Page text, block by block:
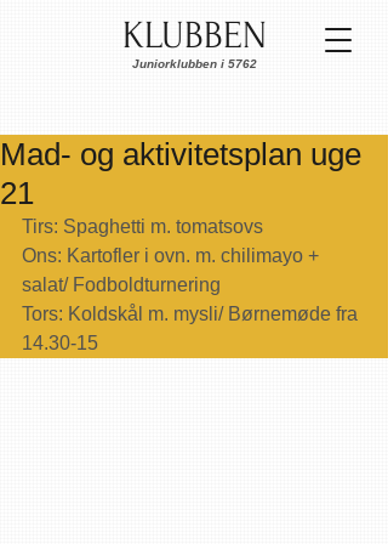
KLUBBEN
Juniorklubben i 5762
Mad- og aktivitetsplan uge
21
Tirs: Spaghetti m. tomatsovs
Ons: Kartofler i ovn. m. chilimayo +
salat/ Fodboldturnering
Tors: Koldskål m. mysli/ Børnemøde fra
14.30-15